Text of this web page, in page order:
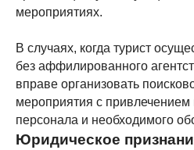
мероприятиях.
В случаях, когда турист
без аффилированного
вправе организовать
мероприятия с привлечением
персонала и необходимого
Юридическое
вокруг
аннапурны